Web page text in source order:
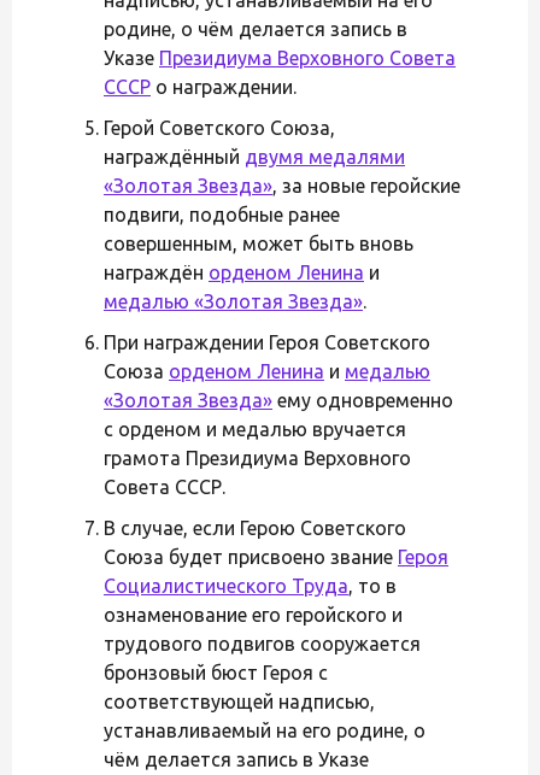
родине, о чём делается запись в
Указе Президиума Верховного Совета
СССР о награждении.
Герой Советского Союза,
награждённый двумя медалями
«Золотая Звезда», за новые геройские
подвиги, подобные ранее
совершенным, может быть вновь
награждён орденом Ленина и
медалью «Золотая Звезда».
При награждении Героя Советского
Союза орденом Ленина и медалью
«Золотая Звезда» ему одновременно
с орденом и медалью вручается
грамота Президиума Верховного
Совета СССР.
В случае, если Герою Советского
Союза будет присвоено звание Героя
Социалистического Труда, то в
ознаменование его геройского и
трудового подвигов сооружается
бронзовый бюст Героя с
соответствующей надписью,
устанавливаемый на его родине, о
чём делается запись в Указе